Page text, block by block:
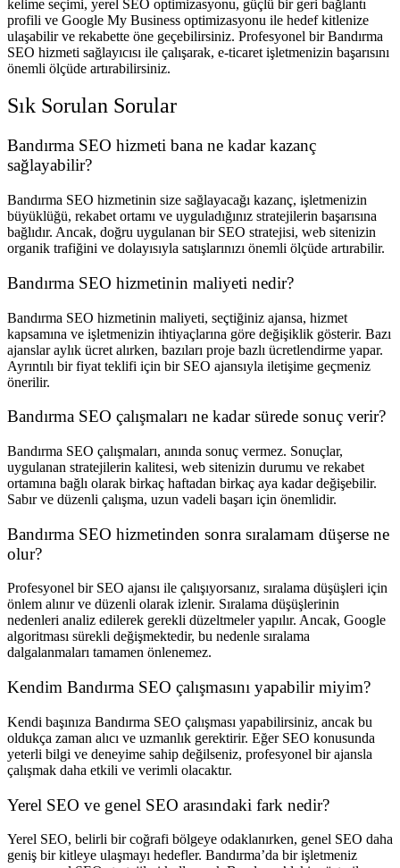
kelime seçimi, yerel SEO optimizasyonu, güçlü bir geri bağlantı
profili ve Google My Business optimizasyonu ile hedef kitlenize
ulaşabilir ve rekabette öne geçebilirsiniz. Profesyonel bir Bandırma
SEO hizmeti sağlayıcısı ile çalışarak, e-ticaret işletmenizin başarısını
önemli ölçüde artırabilirsiniz.
Sık Sorulan Sorular
Bandırma SEO hizmeti bana ne kadar kazanç
sağlayabilir?
Bandırma SEO hizmetinin size sağlayacağı kazanç, işletmenizin
büyüklüğü, rekabet ortamı ve uyguladığınız stratejilerin başarısına
bağlıdır. Ancak, doğru uygulanan bir SEO stratejisi, web sitenizin
organik trafiğini ve dolayısıyla satışlarınızı önemli ölçüde artırabilir.
Bandırma SEO hizmetinin maliyeti nedir?
Bandırma SEO hizmetinin maliyeti, seçtiğiniz ajansa, hizmet
kapsamına ve işletmenizin ihtiyaçlarına göre değişiklik gösterir. Bazı
ajanslar aylık ücret alırken, bazıları proje bazlı ücretlendirme yapar.
Ayrıntılı bir fiyat teklifi için bir SEO ajansıyla iletişime geçmeniz
önerilir.
Bandırma SEO çalışmaları ne kadar sürede sonuç verir?
Bandırma SEO çalışmaları, anında sonuç vermez. Sonuçlar,
uygulanan stratejilerin kalitesi, web sitenizin durumu ve rekabet
ortamına bağlı olarak birkaç haftadan birkaç aya kadar değişebilir.
Sabır ve düzenli çalışma, uzun vadeli başarı için önemlidir.
Bandırma SEO hizmetinden sonra sıralamam düşerse ne
olur?
Profesyonel bir SEO ajansı ile çalışıyorsanız, sıralama düşüşleri için
önlem alınır ve düzenli olarak izlenir. Sıralama düşüşlerinin
nedenleri analiz edilerek gerekli düzeltmeler yapılır. Ancak, Google
algoritması sürekli değişmektedir, bu nedenle sıralama
dalgalanmaları tamamen önlenemez.
Kendim Bandırma SEO çalışmasını yapabilir miyim?
Kendi başınıza Bandırma SEO çalışması yapabilirsiniz, ancak bu
oldukça zaman alıcı ve uzmanlık gerektirir. Eğer SEO konusunda
yeterli bilgi ve deneyime sahip değilseniz, profesyonel bir ajansla
çalışmak daha etkili ve verimli olacaktır.
Yerel SEO ve genel SEO arasındaki fark nedir?
Yerel SEO, belirli bir coğrafi bölgeye odaklanırken, genel SEO daha
geniş bir kitleye ulaşmayı hedefler. Bandırma’da bir işletmeniz